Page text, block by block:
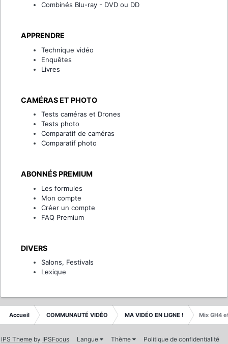
Combinés Blu-ray - DVD ou DD
APPRENDRE
Technique vidéo
Enquêtes
Livres
CAMÉRAS ET PHOTO
Tests caméras et Drones
Tests photo
Comparatif de caméras
Comparatif photo
ABONNÉS PREMIUM
Les formules
Mon compte
Créer un compte
FAQ Premium
DIVERS
Salons, Festivals
Lexique
Accueil COMMUNAUTÉ VIDÉO MA VIDÉO EN LIGNE ! Mix GH4
IPS Theme by IPSFocus Langue Thème
Politique de confidentialité